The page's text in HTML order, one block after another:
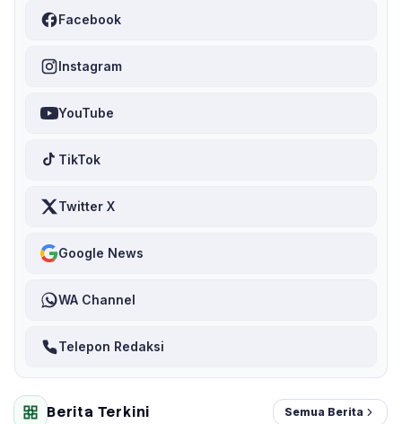
Facebook
Instagram
YouTube
TikTok
Twitter X
Google News
WA Channel
Telepon Redaksi
Berita Terkini Semua Berita